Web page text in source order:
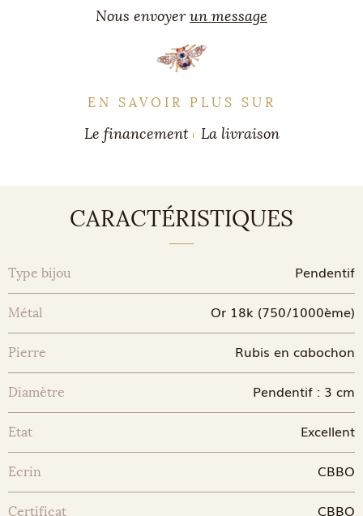
Nous envoyerun message
EN SAVOIR PLUS SUR
Le financement La livraison
CARACTÉRISTIQUES
Type bijou Pendentif
Métal Or 18k (750/1000ème)
Pierre Rubis en cabochon
Diamètre Pendentif : 3 cm
Etat Excellent
Ecrin CBBO
Certificat CBBO